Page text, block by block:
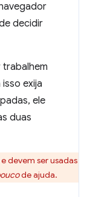
decidir
exija
ele
duas
devem ser usadas
de ajuda.